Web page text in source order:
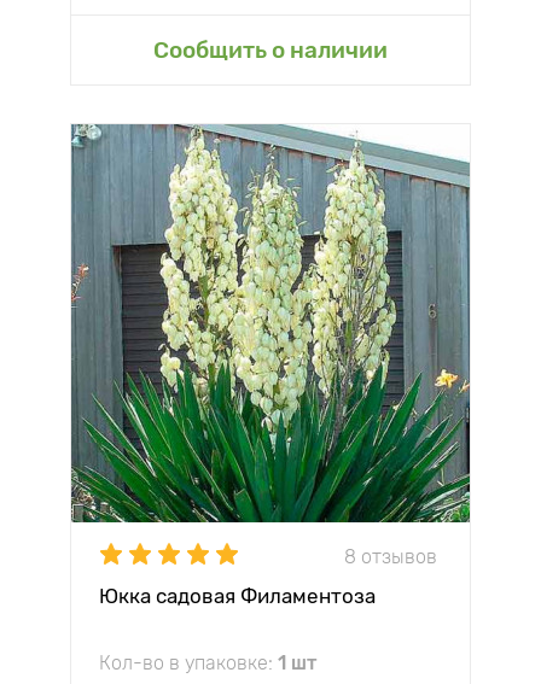
Сообщить о наличии
8 отзывов
Юкка садовая Филаментоза
Кол-во в упаковке: 1 шт